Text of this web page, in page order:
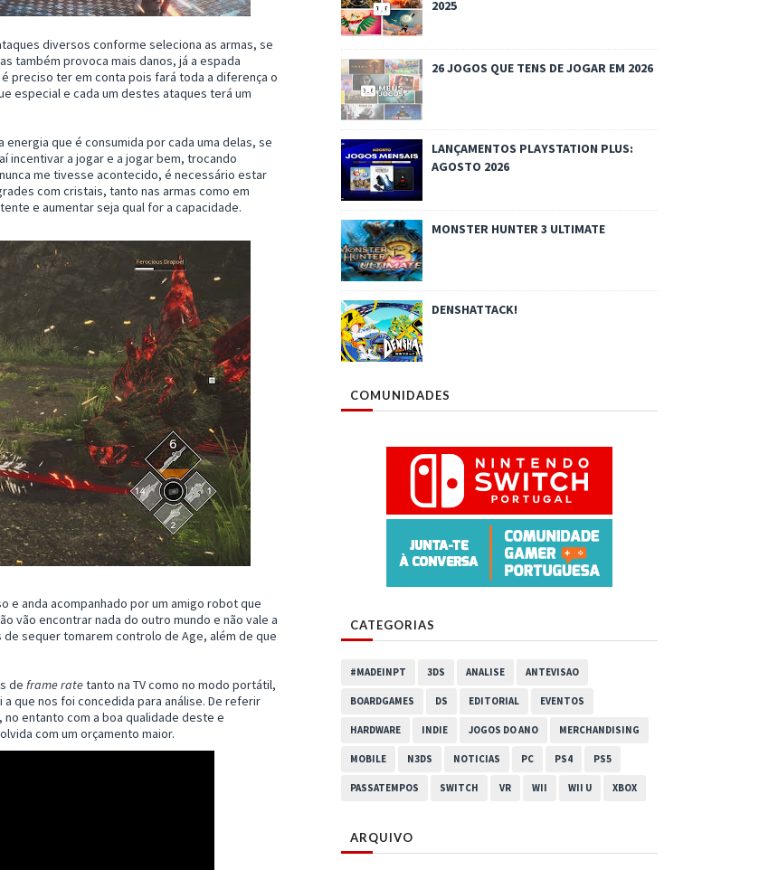
diversos conforme seleciona as armas, se
também provoca mais danos, já a espada
preciso ter em conta pois fará toda a diferença o
especial e cada um destes ataques terá um
que é consumida por cada uma delas, se
incentivar a jogar e a jogar bem, trocando
me tivesse acontecido, é necessário estar
com cristais, tanto nas armas como em
e aumentar seja qual for a capacidade.
e anda acompanhado por um amigo robot que
vão encontrar nada do outro mundo e não vale a
sequer tomarem controlo de Age, além de que
de frame ratetanto na TV como no modo portátil,
que nos foi concedida para análise. De referir
entanto com a boa qualidade deste e
com um orçamento maior.
2025
26 JOGOS QUE TENS DE JOGAR EM 2026
LANÇAMENTOS PLAYSTATION PLUS:
AGOSTO 2026
MONSTER HUNTER 3 ULTIMATE
DENSHATTACK!
COMUNIDADES
CATEGORIAS
#MADEINPT 3DS ANALISE ANTEVISAO
BOARDGAMES DS EDITORIAL EVENTOS
HARDWARE INDIE JOGOS DO ANO MERCHANDISING
MOBILE N3DS NOTICIAS PC PS4 PS5
PASSATEMPOS SWITCH VR WII WII U XBOX
ARQUIVO